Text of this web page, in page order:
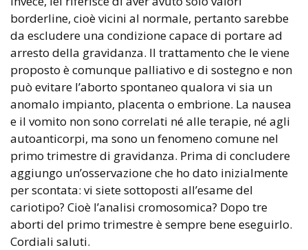
borderline, cioè vicini al normale, pertanto sarebbe
da escludere una condizione capace di portare ad
arresto della gravidanza. Il trattamento che le viene
proposto è comunque palliativo e di sostegno e non
può evitare l’aborto spontaneo qualora vi sia un
anomalo impianto, placenta o embrione. La nausea
e il vomito non sono correlati né alle terapie, né agli
autoanticorpi, ma sono un fenomeno comune nel
primo trimestre di gravidanza. Prima di concludere
aggiungo un’osservazione che ho dato inizialmente
per scontata: vi siete sottoposti all’esame del
cariotipo? Cioè l’analisi cromosomica? Dopo tre
aborti del primo trimestre è sempre bene eseguirlo.
Cordiali saluti.